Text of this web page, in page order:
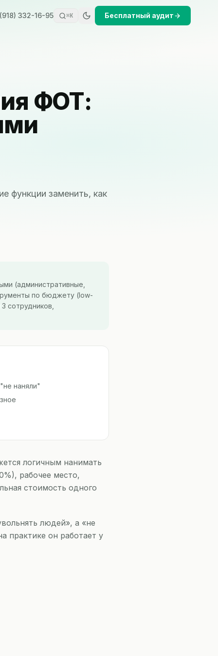
332-16-95 ⌘K Бесплатный аудит
ФОТ:
функции заменить, как
(административные,
по бюджету (low-
сотрудников,
наняли"
логичным нанимать
рабочее место,
стоимость одного
людей», а «не
практике он работает у